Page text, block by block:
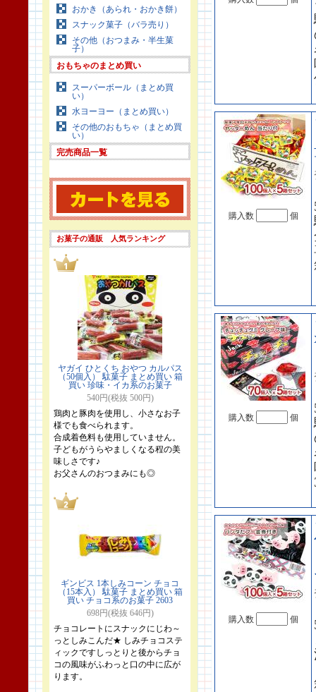
おかき（あられ・おかき餅）
スナック菓子（バラ売り）
その他（おつまみ・半生菓
子）
おもちゃのまとめ買い
スーパーボール（まとめ買
い）
水ヨーヨー（まとめ買い）
その他のおもちゃ（まとめ買
い）
完売商品一覧
お菓子の通販 人気ランキング
ヤガイ ひとくち おやつ カルパス
（50個入） 駄菓子 まとめ買い 箱
買い 珍味・イカ系のお菓子
540円(税抜 500円)
鶏肉と豚肉を使用し、小さなお子
様でも食べられます。
合成着色料も使用していません。
子どもがうらやましくなる程の美
味しさです♪
お父さんのおつまみにも◎
ギンビス 1本しみコーン チョコ
（15本入） 駄菓子 まとめ買い 箱
買い チョコ系のお菓子 2603
698円(税抜 646円)
チョコレートにスナックにじわ～
っとしみこんだ★ しみチョコステ
ィックですしっとりと後からチョ
コの風味がふわっと口の中に広が
ります。
購入数 個
購入数 個
購入数 個